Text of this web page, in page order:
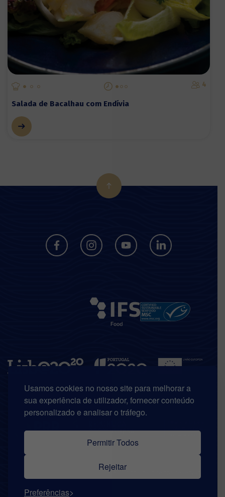
Usamos cookies no nosso site para melhorar a
sua experiência de utilizador, fornecer conteúdo
personalizado e analisar o tráfego.
Permitir Todos
Rejeitar
Preferências
4
Salada de Bacalhau com Endívia
© Copyright 2026 | Riberalves. Todos os direitos reservados.